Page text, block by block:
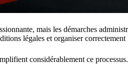
mais les démarches
légales et organiser
considérablement ce